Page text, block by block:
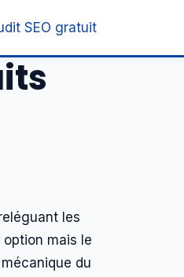
SEO gratuit
les
mais le
du